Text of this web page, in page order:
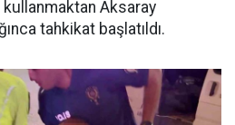
Aksaray
tahkikat başlatıldı.